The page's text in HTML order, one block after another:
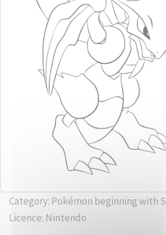
Category: Pokémon beginning with S
Licence: Nintendo